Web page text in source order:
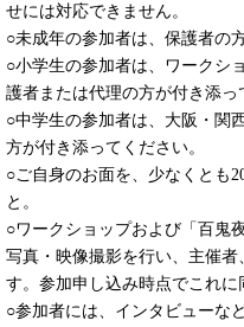
せには対応できません。
○未成年の参加者は、保護者の
○小学生の参加者は、ワークシ
護者または代理の方が付き添っ
○中学生の参加者は、大阪・関
方が付き添ってください。
○ご自身のお面を、少なくとも
と。
○ワークショップおよび「百鬼
写真・映像撮影を行い、主催
す。参加申し込み時点でこれに
○参加者には、インタビューな